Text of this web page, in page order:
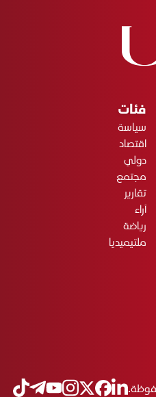
فئات
سياسة
اقتصاد
دولي
مجتمع
تقارير
آراء
رياضة
ملتيميديا